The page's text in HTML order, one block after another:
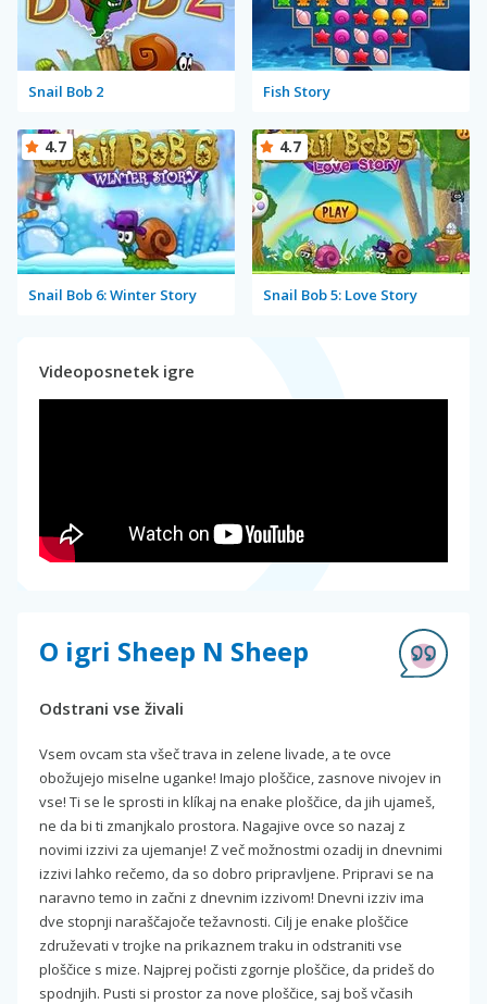
Snail Bob 2 Fish Story
Snail Bob 6: Winter Story
4.7
Snail Bob 5: Love Story
4.7
Videoposnetek igre
O igri Sheep N Sheep
Odstrani vse živali
Vsem ovcam sta všeč trava in zelene livade, a te ovce
obožujejo miselne uganke! Imajo ploščice, zasnove nivojev in
vse! Ti se le sprosti in klíkaj na enake ploščice, da jih ujameš,
ne da bi ti zmanjkalo prostora. Nagajive ovce so nazaj z
novimi izzivi za ujemanje! Z več možnostmi ozadij in dnevnimi
izzivi lahko rečemo, da so dobro pripravljene. Pripravi se na
naravno temo in začni z dnevnim izzivom! Dnevni izziv ima
dve stopnji naraščajoče težavnosti. Cilj je enake ploščice
združevati v trojke na prikaznem traku in odstraniti vse
ploščice s mize. Najprej počisti zgornje ploščice, da prideš do
spodnjih. Pusti si prostor za nove ploščice, saj boš včasih